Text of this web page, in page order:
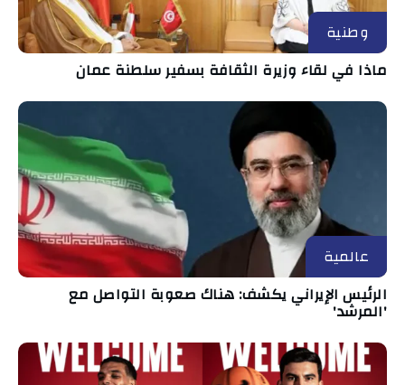
وطنية
ماذا في لقاء وزيرة الثقافة بسفير سلطنة عمان
عالمية
الرئيس الإيراني يكشف: هناك صعوبة التواصل مع
'المرشد'